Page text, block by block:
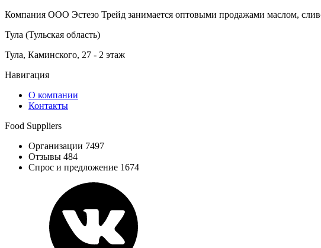
Компания ООО Эстезо Трейд занимается оптовыми продажами маслом,
Тула (Тульская область)
Тула, Каминского, 27 - 2 этаж
Навигация
О компании
Контакты
Food Suppliers
Организации 7497
Отзывы 484
Спрос и предложение 1674